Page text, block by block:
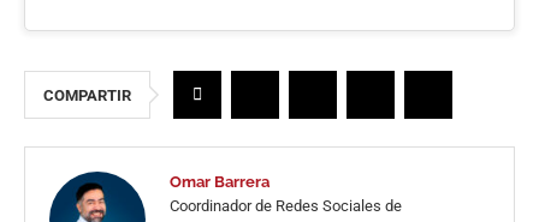
COMPARTIR
Omar Barrera
Coordinador de Redes Sociales de